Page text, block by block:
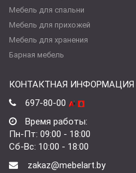
Мебель для спальни
Мебель для прихожей
Мебель для хранения
Барная мебель
КОНТАКТНАЯ ИНФОРМАЦИЯ
697-80-00
Время работы:
Пн-Пт: 09:00 - 18:00
Сб-Вс: 10:00 - 18:00
zakaz@mebelart.by